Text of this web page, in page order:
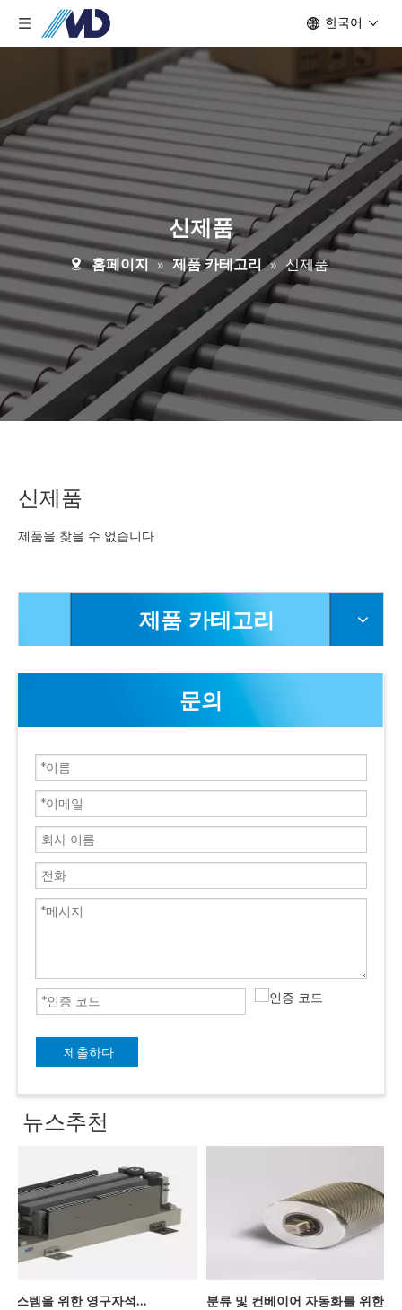
한국어
신제품
홈페이지 » 제품 카테고리 » 신제품
신제품
제품을 찾을 수 없습니다
제품 카테고리
문의
제출하다
뉴스추천
고속 분류 시스템을 위한 영구자석 선형 모터의 장점